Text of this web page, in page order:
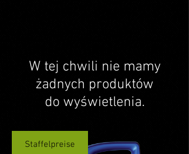
W tej chwili nie mamy
żadnych produktów
do wyświetlenia.
Staffelpreise